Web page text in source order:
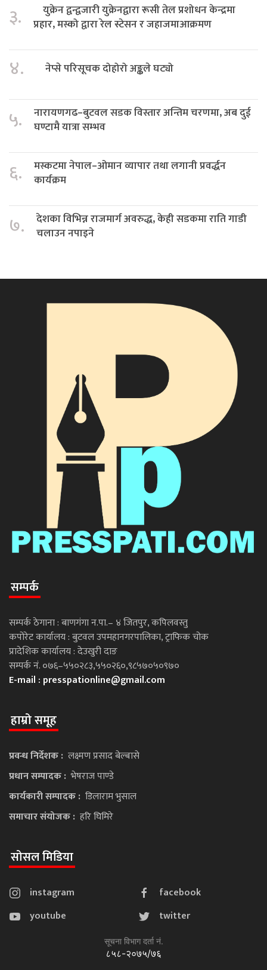
३.
युक्रेन द्वन्द्वजारी युक्रेनद्वारा रूसी तेल प्रशोधन केन्द्रमा
प्रहार, मस्को द्वारा रेल स्टेसन र जहाजमाआक्रमण
४. नेप्से परिसूचक दोहोरो अङ्कले घट्यो
५.
नारायणगढ–बुटवल सडक विस्तार अन्तिम चरणमा, अब दुई
घण्टामै यात्रा सम्भव
६.
मस्कटमा नेपाल–ओमान व्यापार तथा लगानी प्रवर्द्धन
कार्यक्रम
७.
देशका विभिन्न राजमार्ग अवरुद्ध, केही सडकमा राति गाडी
चलाउन नपाइने
सम्पर्क
सम्पर्क ठेगाना : बाणगंगा न.पा.– ४ जितपुर, कपिलवस्तु
कपोरेट कार्यालय : बुटवल उपमहानगरपालिका, ट्राफिक चोक
प्रादेशिक कार्यालय : देउखुरी दाङ
सम्पर्क नं. ०७६–५५०२८३,५५०२६०,९८५७०५०९७०
E-mail : presspationline@gmail.com
हाम्रो समूह
प्रवन्ध निर्देशक : लक्ष्मण प्रसाद बेल्बासे
प्रधान सम्पादक : भेषराज पाण्डे
कार्यकारी सम्पादक : डिलाराम भुसाल
समाचार संयोजक : हरि घिमिरे
सोसल मिडिया
instagram
facebook
youtube
twitter
सूचना विभाग दर्ता नं.
८५८-२०७५/७६